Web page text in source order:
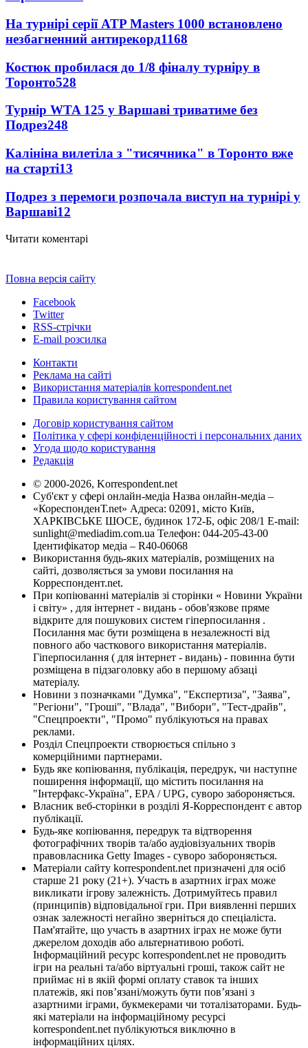
На турнірі серії ATP Masters 1000 встановлено
незбагненний антирекорд1168
Костюк пробилася до 1/8 фіналу турніру в
Торонто528
Турнір WTA 125 у Варшаві триватиме без
Подрез248
Калініна вилетіла з "тисячника" в Торонто вже
на старті13
Подрез з перемоги розпочала виступ на турнірі у
Варшаві12
Читати коментарі
Повна версія сайту
Facebook
Twitter
RSS-стрічки
E-mail розсилка
Контакти
Реклама на сайті
Використання матеріалів korrespondent.net
Правила користування сайтом
Договір користування сайтом
Політика у сфері конфіденційності і персональних даних
Угода щодо користування
Редакція
© 2000-2026, Korrespondent.net
Суб'єкт у сфері онлайн-медіа Назва онлайн-медіа –
«КореспонденТ.net» Адреса: 02091, місто Київ,
ХАРКІВСЬКЕ ШОСЕ, будинок 172-Б, офіс 208/1 E-mail:
sunlight@mediadim.com.ua Телефон: 044-205-43-00
Ідентифікатор медіа – R40-06068
Використання будь-яких матеріалів, розміщених на
сайті, дозволяється за умови посилання на
Корреспондент.net.
При копіюванні матеріалів зі сторінки « Новини України
і світу» , для інтернет - видань - обов'язкове пряме
відкрите для пошукових систем гіперпосилання .
Посилання має бути розміщена в незалежності від
повного або часткового використання матеріалів.
Гіперпосилання ( для інтернет - видань) - повинна бути
розміщена в підзаголовку або в першому абзаці
матеріалу.
Новини з позначками "Думка", "Експертиза", "Заява",
"Регіони", "Гроші", "Влада", "Вибори", "Тест-драйв",
"Спецпроекти", "Промо" публікуються на правах
реклами.
Розділ Спецпроекти створюється спільно з
комерційними партнерами.
Будь яке копіювання, публікація, передрук, чи наступне
поширення інформації, що містить посилання на
"Інтерфакс-Україна", EPA / UPG, суворо забороняється.
Власник веб-сторінки в розділі Я-Корреспондент є автор
публікації.
Будь-яке копіювання, передрук та відтворення
фотографічних творів та/або аудіовізуальних творів
правовласника Getty Images - суворо забороняється.
Матеріали сайту korrespondent.net призначені для осіб
старше 21 року (21+). Участь в азартних іграх може
викликати ігрову залежність. Дотримуйтесь правил
(принципів) відповідальної гри. При виявленні перших
ознак залежності негайно зверніться до спеціаліста.
Пам'ятайте, що участь в азартних іграх не може бути
джерелом доходів або альтернативою роботі.
Інформаційний ресурс korrespondent.net не проводить
ігри на реальні та/або віртуальні гроші, також сайт не
приймає ні в якій формі оплату ставок та інших
платежів, які пов’язані/можуть бути пов’язані з
азартними іграми, букмекерами чи тоталізаторами. Будь-
які матеріали на інформаційному ресурсі
korrespondent.net публікуються виключно в
інформаційних цілях.